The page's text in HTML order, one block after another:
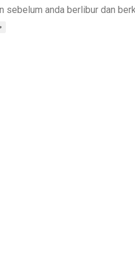
sebelum anda berlibur dan